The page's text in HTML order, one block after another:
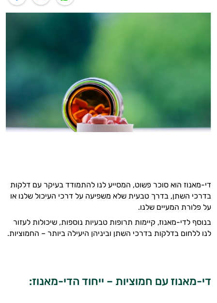
די-מאנוז הוא סוכר פשוט, המסייע לנו להתמודד בעיקר עם דלקות
בדרכי השתן, בדרך טבעית שלא משפיעה על דרכי העיכול שלנו או
על פלורת המעיים שלנו.
בנוסף לדי-מאנוז, קיימות תרופות טבעיות נוספות, שיכולות לעזור
לנו ללחום בדלקות בדרכי השתן וביניהן היעילה ביותר – החמוציות.
די-מאנוז עם חמוציות – ייחוד הדי-מאנוז: